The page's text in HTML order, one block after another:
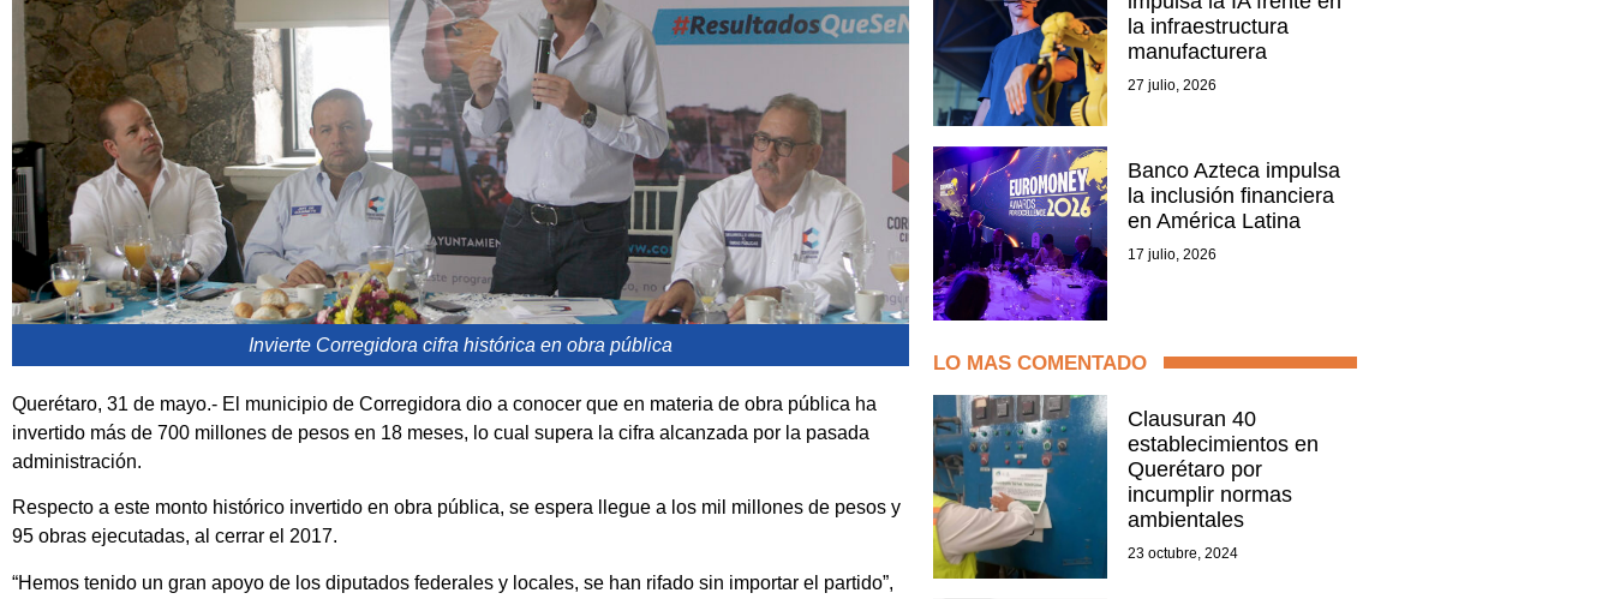
Invierte Corregidora cifra histórica en obra pública
Querétaro, 31 de mayo.- El municipio de Corregidora dio a conocer que en materia de obra pública ha
invertido más de 700 millones de pesos en 18 meses, lo cual supera la cifra alcanzada por la pasada
administración.
Respecto a este monto histórico invertido en obra pública, se espera llegue a los mil millones de pesos y
95 obras ejecutadas, al cerrar el 2017.
“Hemos tenido un gran apoyo de los diputados federales y locales, se han rifado sin importar el partido”,
la infraestructura
manufacturera
27 julio, 2026
Banco Azteca impulsa
la inclusión financiera
en América Latina
17 julio, 2026
LO MAS COMENTADO
Clausuran 40
establecimientos en
Querétaro por
incumplir normas
ambientales
23 octubre, 2024